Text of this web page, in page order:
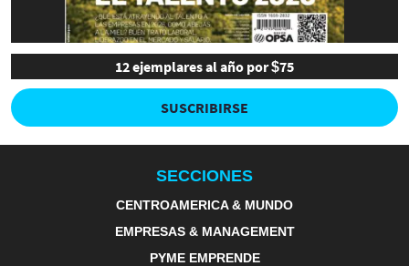
12 ejemplares al año por $75
SUSCRIBIRSE
SECCIONES
CENTROAMERICA & MUNDO
EMPRESAS & MANAGEMENT
PYME EMPRENDE